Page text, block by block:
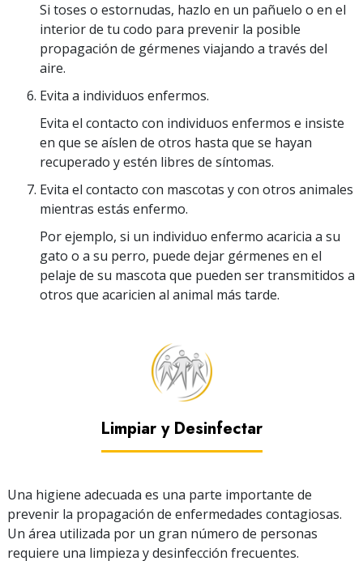
Si toses o estornudas, hazlo en un pañuelo o en el
interior de tu codo para prevenir la posible
propagación de gérmenes viajando a través del
aire.
Evita a individuos enfermos.
Evita el contacto con individuos enfermos e insiste
en que se aíslen de otros hasta que se hayan
recuperado y estén libres de síntomas.
Evita el contacto con mascotas y con otros animales
mientras estás enfermo.
Por ejemplo, si un individuo enfermo acaricia a su
gato o a su perro, puede dejar gérmenes en el
pelaje de su mascota que pueden ser transmitidos a
otros que acaricien al animal más tarde.
Limpiar y Desinfectar
Una higiene adecuada es una parte importante de
prevenir la propagación de enfermedades contagiosas.
Un área utilizada por un gran número de personas
requiere una limpieza y desinfección frecuentes.